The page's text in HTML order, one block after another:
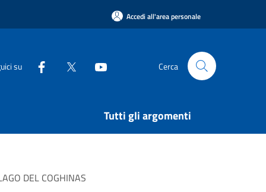
Accedi all'area personale
su Cerca
Tutti gli argomenti
DEL COGHINAS